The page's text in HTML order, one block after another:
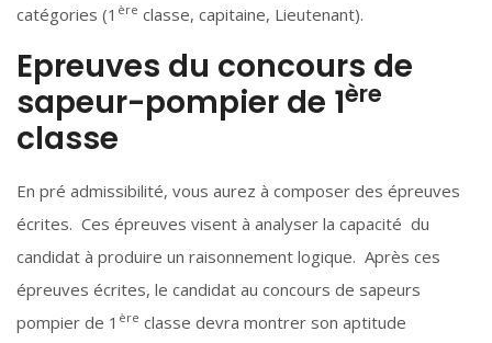
catégories (1 ère classe, capitaine, Lieutenant).
Epreuves du concours de
sapeur-pompier de 1ère
classe
En pré admissibilité, vous aurez à composer des épreuves
écrites. Ces épreuves visent à analyser la capacité du
candidat à produire un raisonnement logique. Après ces
épreuves écrites, le candidat au concours de sapeurs
pompier de 1 ère classe devra montrer son aptitude